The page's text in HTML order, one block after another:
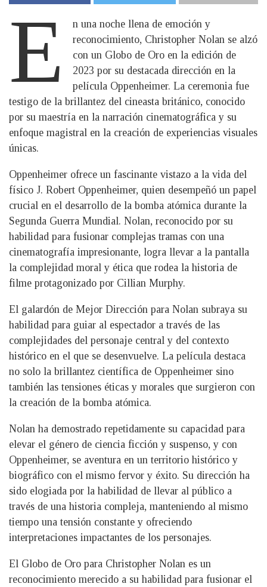
E
n una noche llena de emoción y
reconocimiento, Christopher Nolan se alzó
con un Globo de Oro en la edición de
2023 por su destacada dirección en la
película Oppenheimer. La ceremonia fue
testigo de la brillantez del cineasta británico, conocido
por su maestría en la narración cinematográfica y su
enfoque magistral en la creación de experiencias visuales
únicas.
Oppenheimer ofrece un fascinante vistazo a la vida del
físico J. Robert Oppenheimer, quien desempeñó un papel
crucial en el desarrollo de la bomba atómica durante la
Segunda Guerra Mundial. Nolan, reconocido por su
habilidad para fusionar complejas tramas con una
cinematografía impresionante, logra llevar a la pantalla
la complejidad moral y ética que rodea la historia de
filme protagonizado por Cillian Murphy.
El galardón de Mejor Dirección para Nolan subraya su
habilidad para guiar al espectador a través de las
complejidades del personaje central y del contexto
histórico en el que se desenvuelve. La película destaca
no solo la brillantez científica de Oppenheimer sino
también las tensiones éticas y morales que surgieron con
la creación de la bomba atómica.
Nolan ha demostrado repetidamente su capacidad para
elevar el género de ciencia ficción y suspenso, y con
Oppenheimer, se aventura en un territorio histórico y
biográfico con el mismo fervor y éxito. Su dirección ha
sido elogiada por la habilidad de llevar al público a
través de una historia compleja, manteniendo al mismo
tiempo una tensión constante y ofreciendo
interpretaciones impactantes de los personajes.
El Globo de Oro para Christopher Nolan es un
reconocimiento merecido a su habilidad para fusionar el